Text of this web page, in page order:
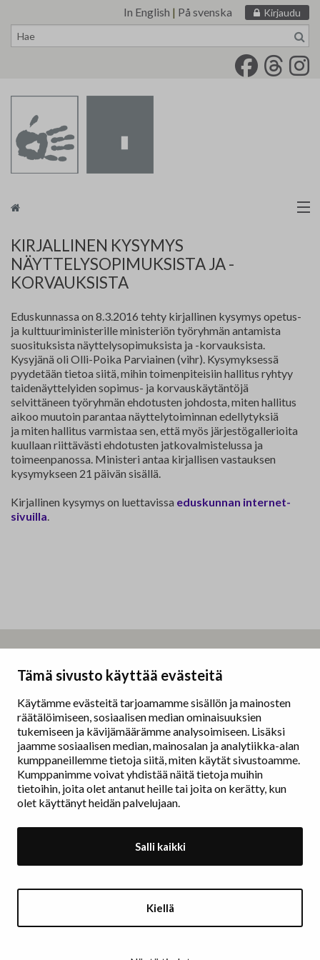
Tämä sivusto käyttää evästeitä
Käytämme evästeitä tarjoamamme sisällön ja mainosten
räätälöimiseen, sosiaalisen median ominaisuuksien
tukemiseen ja kävijämäärämme analysoimiseen. Lisäksi
jaamme sosiaalisen median, mainosalan ja analytiikka-alan
kumppaneillemme tietoja siitä, miten käytät sivustoamme.
Kumppanimme voivat yhdistää näitä tietoja muihin
tietoihin, joita olet antanut heille tai joita on kerätty, kun
olet käyttänyt heidän palvelujaan.
Salli kaikki
Kiellä
In English | På svenska Kirjaudu
sisältöön
Taidemaalariliitto
Näyttelytoiminta
Yhteystiedot
Jäsenluettelo
Jäsensivu
KIRJALLINEN KYSYMYS
NÄYTTELYSOPIMUKSISTA JA -
KORVAUKSISTA
Eduskunnassa on 8.3.2016 tehty kirjallinen kysymys opetus-
ja kulttuuriministerille ministeriön työryhmän antamista
suosituksista näyttelysopimuksista ja -korvauksista.
Kysyjänä oli Olli-Poika Parviainen (vihr). Kysymyksessä
pyydetään tietoa siitä, mihin toimenpiteisiin hallitus ryhtyy
taidenäyttelyiden sopimus- ja korvauskäytäntöjä
selvittäneen työryhmän ehdotusten johdosta, miten hallitus
aikoo muutoin parantaa näyttelytoiminnan edellytyksiä
ja miten hallitus varmistaa sen, että myös järjestögallerioita
kuullaan riittävästi ehdotusten jatkovalmistelussa ja
toimeenpanossa. Ministeri antaa kirjallisen vastauksen
kysymykseen 21 päivän sisällä.
Kirjallinen kysymys on luettavissa eduskunnan internet-
sivuilla.
Erottajankatu 9 B
00130 Helsinki
www.painters.fi
Näyttelytoiminta
tm•gallerian esittely
Muu näyttelytoiminta